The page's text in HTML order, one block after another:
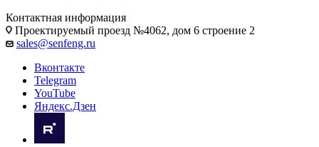
Контактная информация
Проектируемый проезд №4062, дом 6 строение 2
sales@senfeng.ru
Вконтакте
Telegram
YouTube
Яндекс.Дзен